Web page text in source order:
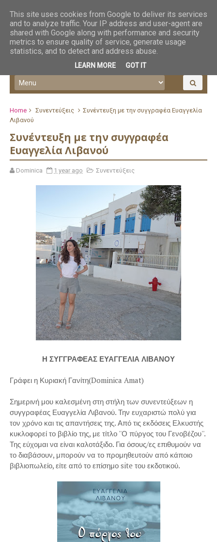
Home Συνεντεύξεις
Συνέντευξη με την συγγραφέα Ευαγγελία
Λιβανού
Συνέντευξη με την συγγραφέα
Ευαγγελία Λιβανού
Dominica 1 year ago Συνεντεύξεις
Η ΣΥΓΓΡΑΦΕΑΣ ΕΥΑΓΓΕΛΙΑ ΛΙΒΑΝΟΥ
Γράφει η Κυριακή Γανίτη(Dominica Amat)
Σημερινή μου καλεσμένη στη στήλη των συνεντεύξεων η
συγγραφέας Ευαγγελία Λιβανού. Την ευχαριστώ πολύ για
τον χρόνο και τις απαντήσεις της. Από τις εκδόσεις Ελκυστής
κυκλοφορεί το βιβλίο της, με τίτλο ''Ο πύργος του Γενοβέζου''.
Της εύχομαι να είναι καλοτάξιδο. Για όσους/ες επιθυμούν να
το διαβάσουν, μπορούν να το προμηθευτούν από κάποιο
βιβλιοπωλείο, είτε από το επίσημο site του εκδοτικού.
This site uses cookies from Google to deliver its services
and to analyze traffic. Your IP address and user-agent are
shared with Google along with performance and security
metrics to ensure quality of service, generate usage
statistics, and to detect and address abuse.
LEARN MORE GOT IT